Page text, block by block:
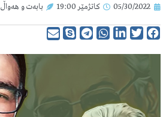
05/30/2022 کاتژمێر 19:00 بابەت و هەواڵ